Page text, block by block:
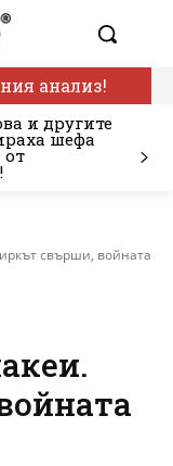
анализ!
и другите
шефа
свърши, войната